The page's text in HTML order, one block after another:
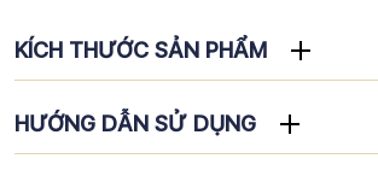
KÍCH THƯỚC SẢN PHẨM
HƯỚNG DẪN SỬ DỤNG